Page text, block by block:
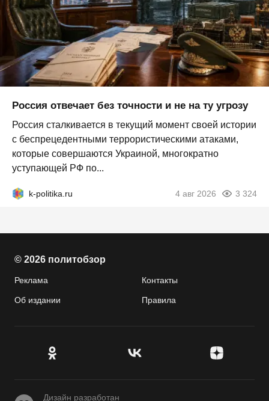
Россия отвечает без точности и не на ту угрозу
Россия сталкивается в текущий момент своей истории
с беспрецедентными террористическими атаками,
которые совершаются Украиной, многократно
уступающей РФ по...
k-politika.ru 4 авг 2026 3 324
© 2026 политобзор
Реклама Контакты
Об издании Правила